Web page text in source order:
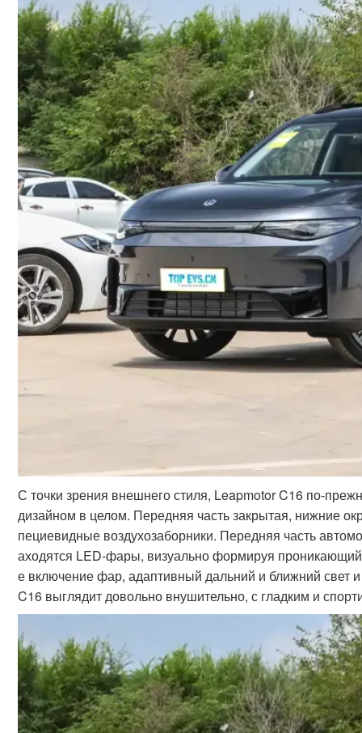
С точки зрения внешнего стиля, Leapmotor C16 по-
дизайном в целом. Передняя часть закрытая, нижние
пециевидные воздухозаборники. Передняя часть
аходятся LED-фары, визуально формируя
е включение фар, адаптивный дальний и ближний свет
C16 выглядит довольно внушительно, с гладким и